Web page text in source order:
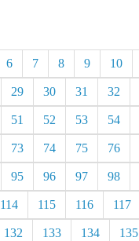
6 7 8 9 10
29 30 31 32
51 52 53 54
73 74 75 76
95 96 97 98
114 115 116 117
132 133 134 135